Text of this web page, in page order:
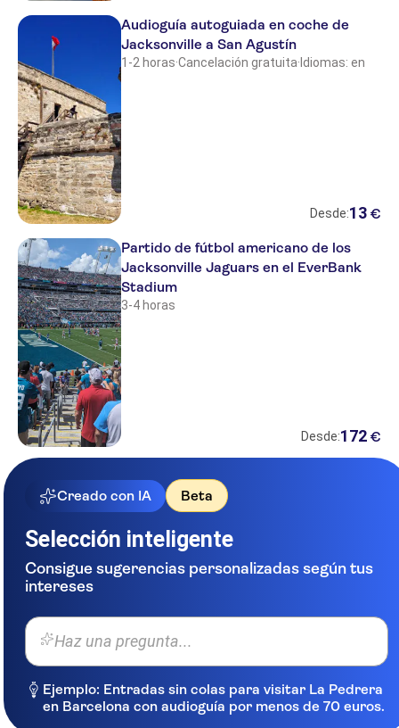
Audioguía autoguiada en coche de
Jacksonville a San Agustín
1-2 horas·Cancelación gratuita· Idiomas: en
Desde:13 €
Partido de fútbol americano de los
Jacksonville Jaguars en el EverBank
Stadium
3-4 horas
Desde:172 €
Creado con IA Beta
Selección inteligente
Consigue sugerencias personalizadas según tus
intereses
Haz una pregunta...
Ejemplo: Entradas sin colas para visitar La Pedrera
en Barcelona con audioguía por menos de 70 euros.